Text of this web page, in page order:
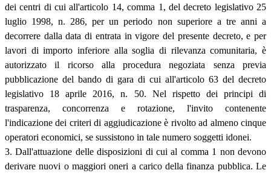
dei centri di cui all'articolo 14, comma 1, del decreto legislativo 25
luglio 1998, n. 286, per un periodo non superiore a tre anni a
decorrere dalla data di entrata in vigore del presente decreto, e per
lavori di importo inferiore alla soglia di rilevanza comunitaria, è
autorizzato il ricorso alla procedura negoziata senza previa
pubblicazione del bando di gara di cui all'articolo 63 del decreto
legislativo 18 aprile 2016, n. 50. Nel rispetto dei principi di
trasparenza, concorrenza e rotazione, l'invito contenente
l'indicazione dei criteri di aggiudicazione è rivolto ad almeno cinque
operatori economici, se sussistono in tale numero soggetti idonei.
3. Dall'attuazione delle disposizioni di cui al comma 1 non devono
derivare nuovi o maggiori oneri a carico della finanza pubblica. Le